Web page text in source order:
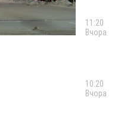
11:20
Вчора
10:20
Вчора